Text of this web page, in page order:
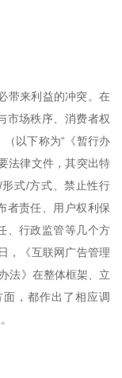
带来利益的冲突。在
市场秩序、消费者权
以下称为“《暂行办
法律文件，其突出特
式/方式、禁止性行
者责任、用户权利保
、行政监管等几个方
，《互联网广告管理
法》在整体框架、立
，都作出了相应调